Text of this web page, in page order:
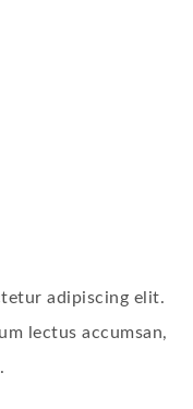
adipiscing elit.
lectus accumsan,